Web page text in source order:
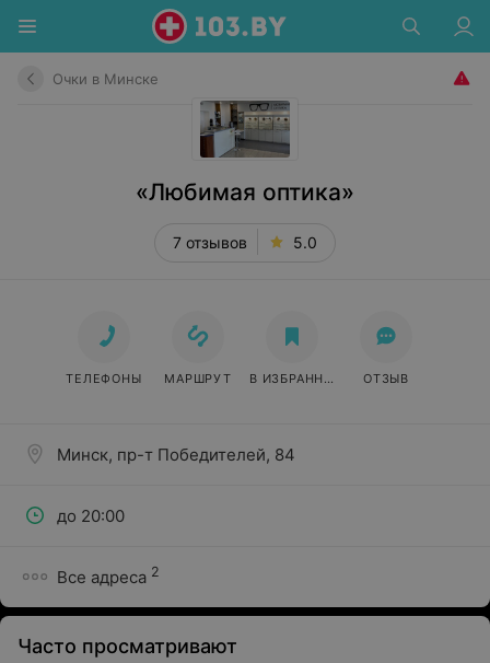
Очки в Минске
«Любимая оптика»
7 отзывов 5.0
Минск, пр-т Победителей, 84
до 20:00
Все адреса 2
ТЕЛЕФОНЫ МАРШРУТ В ИЗБРАННОЕ ОТЗЫВ
Часто просматривают